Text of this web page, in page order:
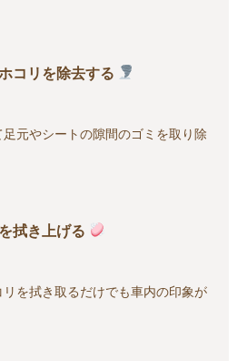
コリを除去する
元やシートの隙間のゴミを取り除
拭き上げる
を拭き取るだけでも車内の印象が